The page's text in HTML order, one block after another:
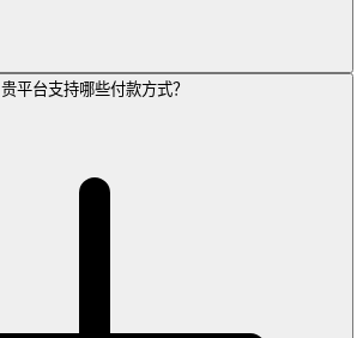
贵平台支持哪些付款方式？